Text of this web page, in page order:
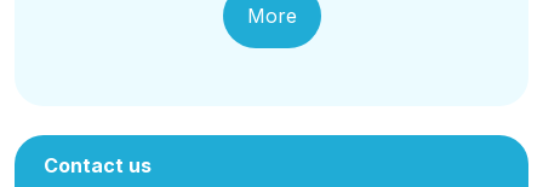
More
Contact us